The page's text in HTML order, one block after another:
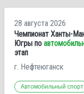
28 августа 2026
Чемпионат Ханты-
Югры по
этап
г. Нефтеюганск
Автомобильный спорт